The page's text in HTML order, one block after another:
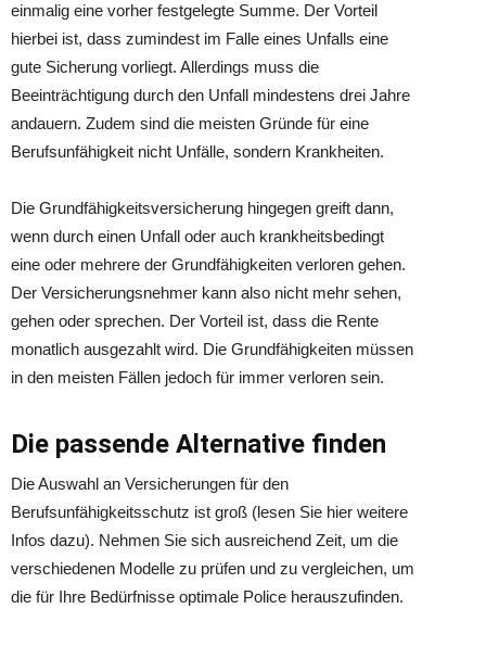
einmalig eine vorher festgelegte Summe. Der Vorteil
hierbei ist, dass zumindest im Falle eines Unfalls eine
gute Sicherung vorliegt. Allerdings muss die
Beeinträchtigung durch den Unfall mindestens drei Jahre
andauern. Zudem sind die meisten Gründe für eine
Berufsunfähigkeit nicht Unfälle, sondern Krankheiten.
Die Grundfähigkeitsversicherung hingegen greift dann,
wenn durch einen Unfall oder auch krankheitsbedingt
eine oder mehrere der Grundfähigkeiten verloren gehen.
Der Versicherungsnehmer kann also nicht mehr sehen,
gehen oder sprechen. Der Vorteil ist, dass die Rente
monatlich ausgezahlt wird. Die Grundfähigkeiten müssen
in den meisten Fällen jedoch für immer verloren sein.
Die passende Alternative finden
Die Auswahl an Versicherungen für den
Berufsunfähigkeitsschutz ist groß (lesen Sie hier weitere
Infos dazu). Nehmen Sie sich ausreichend Zeit, um die
verschiedenen Modelle zu prüfen und zu vergleichen, um
die für Ihre Bedürfnisse optimale Police herauszufinden.